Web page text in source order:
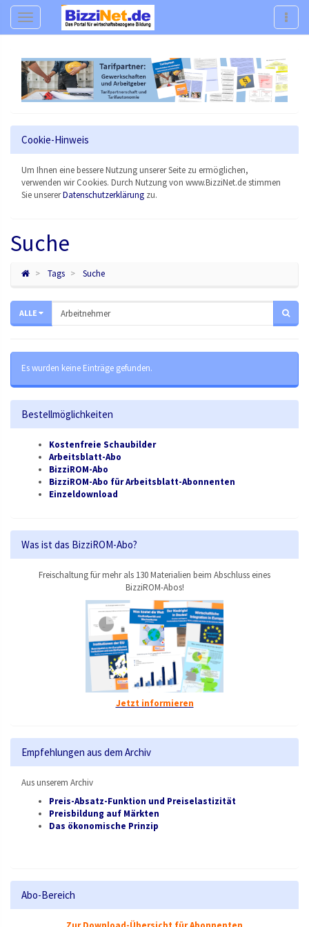
Navigation
Cookie-Hinweis
Um Ihnen eine bessere Nutzung unserer Seite zu ermöglichen,
verwenden wir Cookies. Durch Nutzung von www.BizziNet.de stimmen
Sie unsererDatenschutzerklärung zu.
Suche
Tags Suche
ALLE
Es wurden keine Einträge gefunden.
Bestellmöglichkeiten
Kostenfreie Schaubilder
Arbeitsblatt-Abo
BizziROM-Abo
BizziROM-Abo für Arbeitsblatt-Abonnenten
Einzeldownload
Was ist das BizziROM-Abo?
Freischaltung für mehr als 130 Materialien beim Abschluss eines
BizziROM-Abos!
Jetzt informieren
Empfehlungen aus dem Archiv
Aus unserem Archiv
Preis-Absatz-Funktion und Preiselastizität
Preisbildung auf Märkten
Das ökonomische Prinzip
Abo-Bereich